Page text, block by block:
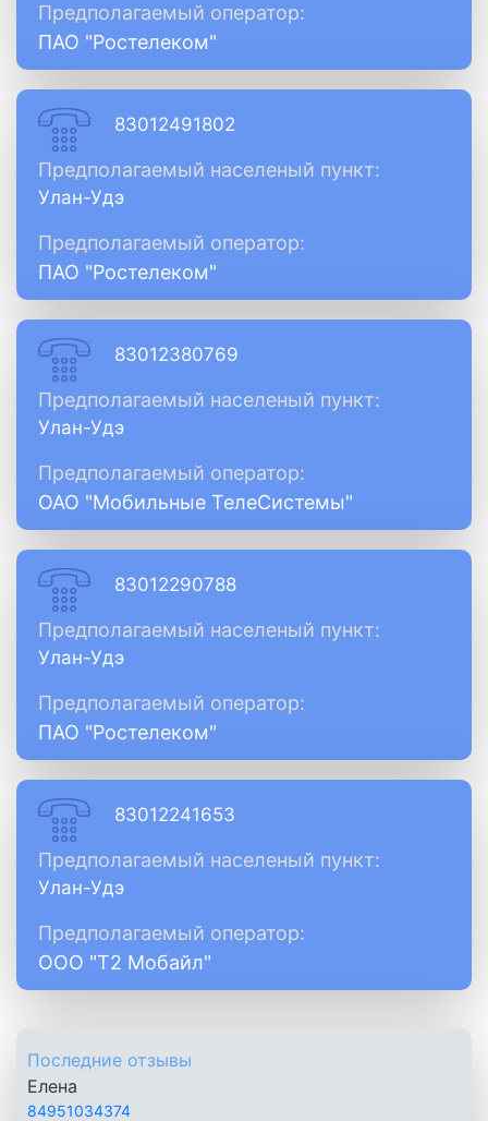
Предполагаемый оператор:
ПАО "Ростелеком"
83012491802
Предполагаемый населеный пункт:
Улан-Удэ
Предполагаемый оператор:
ПАО "Ростелеком"
83012380769
Предполагаемый населеный пункт:
Улан-Удэ
Предполагаемый оператор:
ОАО "Мобильные ТелеСистемы"
83012290788
Предполагаемый населеный пункт:
Улан-Удэ
Предполагаемый оператор:
ПАО "Ростелеком"
83012241653
Предполагаемый населеный пункт:
Улан-Удэ
Предполагаемый оператор:
ООО "Т2 Мобайл"
Последние отзывы
Елена
84951034374